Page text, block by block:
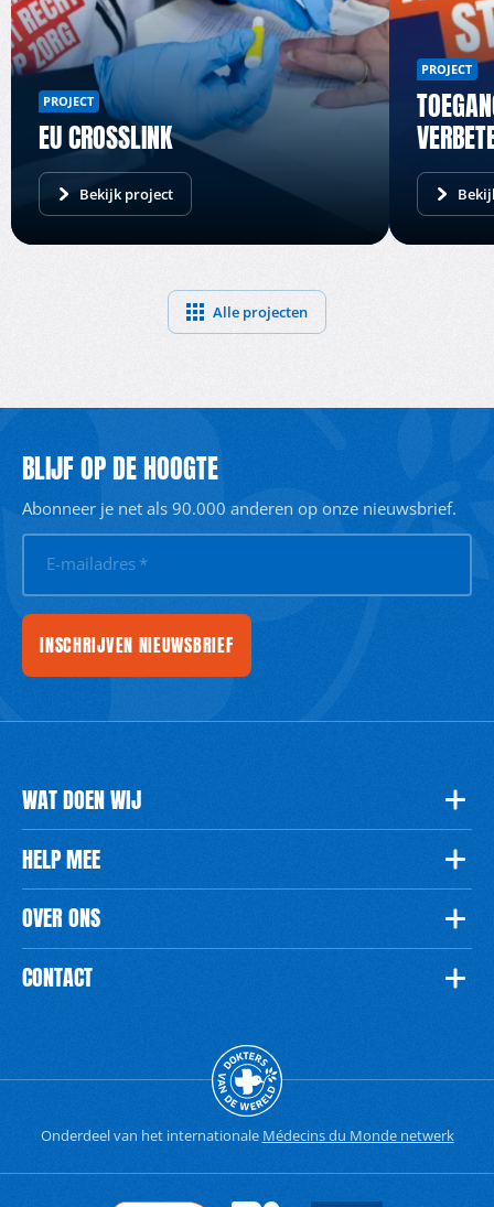
PROJECT
EU CROSSLINK
Bekijk project
PROJECT
Alle projecten
BLIJF OP DE HOOGTE
Abonneer je net als 90.000 anderen op onze nieuwsbrief.
E-mailadres *
INSCHRIJVEN NIEUWSBRIEF
WAT DOEN WIJ
HELP MEE
OVER ONS
CONTACT
Onderdeel van het internationale Médecins du Monde netwerk